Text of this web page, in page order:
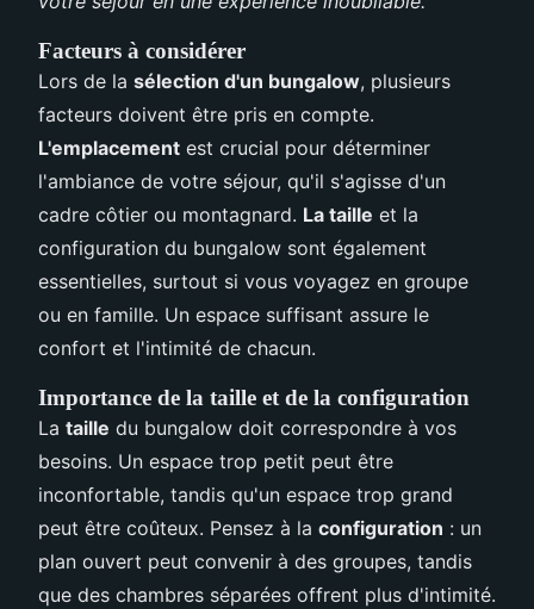
Facteurs à considérer
Lors de la sélection d'un bungalow, plusieurs
facteurs doivent être pris en compte.
L'emplacement est crucial pour déterminer
l'ambiance de votre séjour, qu'il s'agisse d'un
cadre côtier ou montagnard. La taille et la
configuration du bungalow sont également
essentielles, surtout si vous voyagez en groupe
ou en famille. Un espace suffisant assure le
confort et l'intimité de chacun.
Importance de la taille et de la configuration
La taille du bungalow doit correspondre à vos
besoins. Un espace trop petit peut être
inconfortable, tandis qu'un espace trop grand
peut être coûteux. Pensez à la configuration : un
plan ouvert peut convenir à des groupes, tandis
que des chambres séparées offrent plus d'intimité.